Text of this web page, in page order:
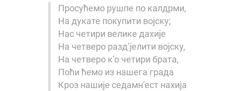
Просућемо рушпе по калдрми,
На дукате покупити војску;
Нас четири велике дахије
На четверо разд’јелити војску,
На четверо к’о четири брата,
Поћи ћемо из нашега града
Кроз нашије седамн’ест нахија